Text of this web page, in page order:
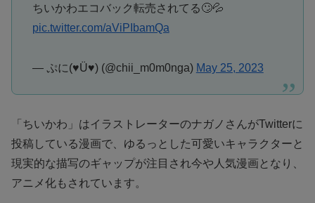
ちいかわエコバック転売されてる🙄💦
pic.twitter.com/aViPIbamQa
— ぷに(♥︎Ü♥︎) (@chii_m0m0nga) May 25, 2023
「ちいかわ」はイラストレーターのナガノさんがTwitterに
投稿している漫画で、ゆるっとした可愛いキャラクターと
現実的な描写のギャップが注目され今や人気漫画となり、
アニメ化もされています。